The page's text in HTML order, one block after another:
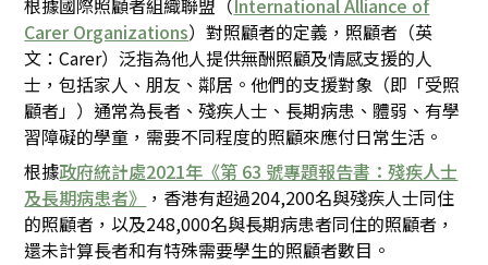
Carer Organizations）對照顧者的定義，照顧者（英
文：Carer）泛指為他人提供無酬照顧及情感支援的人
士，包括家人、朋友、鄰居。他們的支援對象（即「受照
顧者」）通常為長者、殘疾人士、長期病患、體弱、有學
習障礙的學童，需要不同程度的照顧來應付日常生活。
根據政府統計處2021年《第 63 號專題報告書：殘疾人士
及長期病患者》 ，香港有超過204,200名與殘疾人士同住
的照顧者，以及248,000名與長期病患者同住的照顧者，
還未計算長者和有特殊需要學生的照顧者數目。